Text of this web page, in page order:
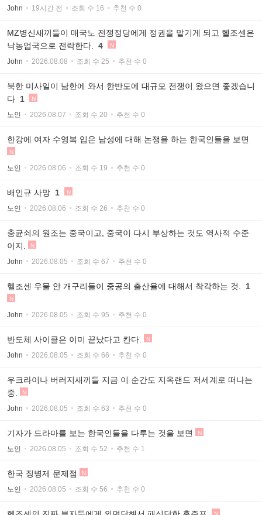
John 19시간 전 조회 수 16 추천 수 0
MZ병신새끼들이 매국노 전쟁정당에게 정권을 맡기게 되고 헬조센은
낙농업국으로 전락한다.
4 N
John 2026.08.08 조회 수 25 추천 수 0
북한 미사일이 남한에 와서 한반도에 대규모 전쟁이 왔으면 좋겠습니
다 1 N
노인 2026.08.07 조회 수 20 추천 수 0
한강에 여자 수영복 입은 남성에 대해 논쟁을 하는 한국인들을 보면
N
노인 2026.08.06 조회 수 19 추천 수 0
배인규 사망 1 N
노인 2026.08.06 조회 수 26 추천 수 0
충균쇠의 원조는 중국이고, 중국이 다시 부상하는 것도 역사적 수준
이지.
N
John 2026.08.05 조회 수 67 추천 수 0
헬조센 우물 안 개구리들이 중공의 출산율에 대해서 착각하는 것. 1
N
John 2026.08.05 조회 수 95 추천 수 0
반도체 사이클은 이미 끝났다고 칸다. N
John 2026.08.05 조회 수 66 추천 수 0
우크라이나 버러지새끼들 지금 이 순간도 지옥랜드 저세계로 떠나는
중.
N
John 2026.08.05 조회 수 63 추천 수 0
기자가 드라마를 보는 한국인들을 다루는 것을 보면 N
노인 2026.08.05 조회 수 52 추천 수 1
한국 징병제 문제점 N
노인 2026.08.05 조회 수 56 추천 수 0
N